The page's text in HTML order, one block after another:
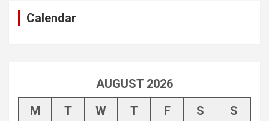
Calendar
AUGUST 2026
M
T W T F S
S